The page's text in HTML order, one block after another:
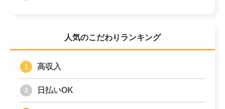
人気のこだわりランキング
高収入
日払いOK